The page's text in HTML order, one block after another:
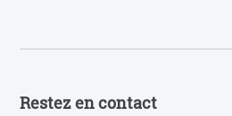
Restez en contact